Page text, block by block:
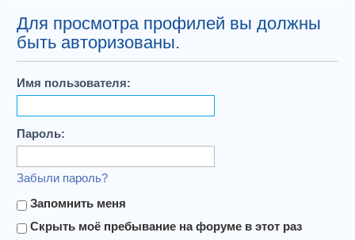
Для просмотра профилей вы должны
быть авторизованы.
Имя пользователя:
Пароль:
Забыли пароль?
Запомнить меня
Скрыть моё пребывание на форуме в этот раз